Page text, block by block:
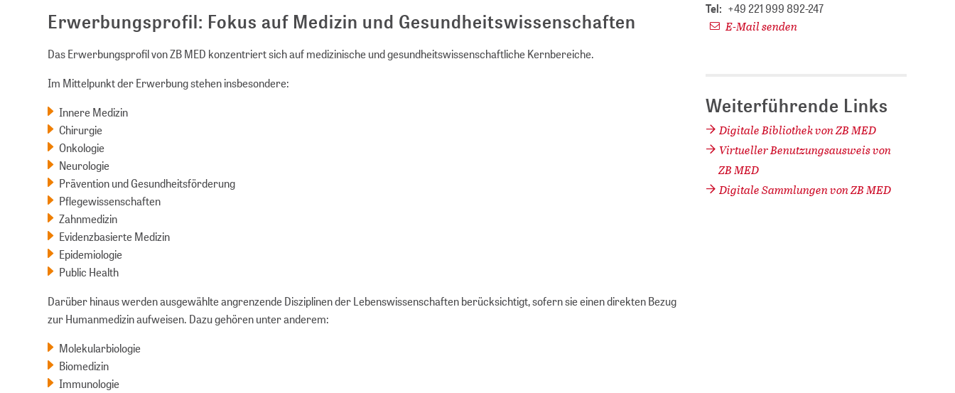
Erwerbungsprofil: Fokus auf Medizin und Gesundheitswissenschaften
Das Erwerbungsprofil von ZB MED konzentriert sich auf medizinische und gesundheitswissenschaftliche Kernbereiche.
Im Mittelpunkt der Erwerbung stehen insbesondere:
Innere Medizin
Chirurgie
Onkologie
Neurologie
Prävention und Gesundheitsförderung
Pflegewissenschaften
Zahnmedizin
Evidenzbasierte Medizin
Epidemiologie
Public Health
Darüber hinaus werden ausgewählte angrenzende Disziplinen der Lebenswissenschaften berücksichtigt, sofern sie einen direkten Bezug
zur Humanmedizin aufweisen. Dazu gehören unter anderem:
Molekularbiologie
Biomedizin
Immunologie
Tel: +49 221 999 892-247
E-Mail senden
Weiterführende Links
Digitale Bibliothek von ZB MED
Virtueller Benutzungsausweis von
ZB MED
Digitale Sammlungen von ZB MED